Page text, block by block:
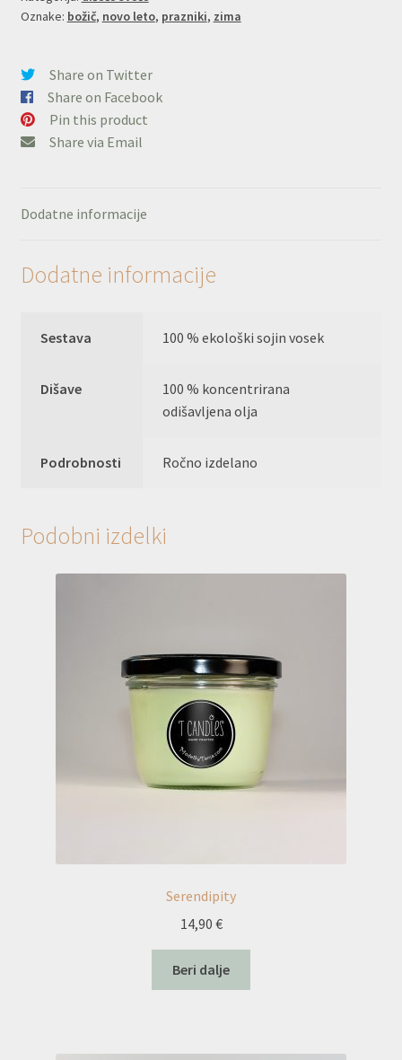
Oznake: božič, novo leto, prazniki, zima
Share on Twitter
Share on Facebook
Pin this product
Share via Email
Dodatne informacije
Dodatne informacije
Sestava 100 % ekološki sojin vosek
Dišave
100 % koncentrirana
odišavljena olja
Podrobnosti Ročno izdelano
Podobni izdelki
Serendipity
14,90 €
Beri dalje